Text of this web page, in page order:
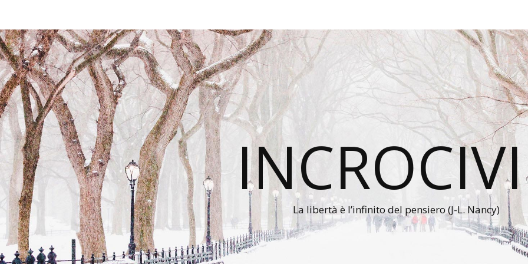
La libertà è l’infinito del pensiero (J-L. Nancy)